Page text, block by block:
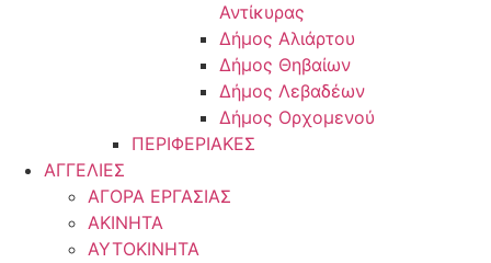
Αντίκυρας
Δήμος Αλιάρτου
Δήμος Θηβαίων
Δήμος Λεβαδέων
Δήμος Ορχομενού
ΠΕΡΙΦΕΡΙΑΚΕΣ
ΑΓΓΕΛΙΕΣ
ΑΓΟΡΑ ΕΡΓΑΣΙΑΣ
ΑΚΙΝΗΤΑ
ΑΥΤΟΚΙΝΗΤΑ